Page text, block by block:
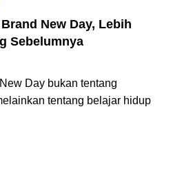
New Day, Lebih
Sebelumnya
Day bukan tentang
tentang belajar hidup